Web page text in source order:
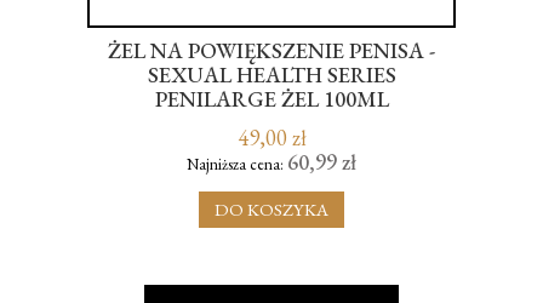
ŻEL NA POWIĘKSZENIE PENISA -
SEXUAL HEALTH SERIES
PENILARGE ŻEL 100ML
49,00 zł
Najniższa cena: 60,99 zł
DO KOSZYKA